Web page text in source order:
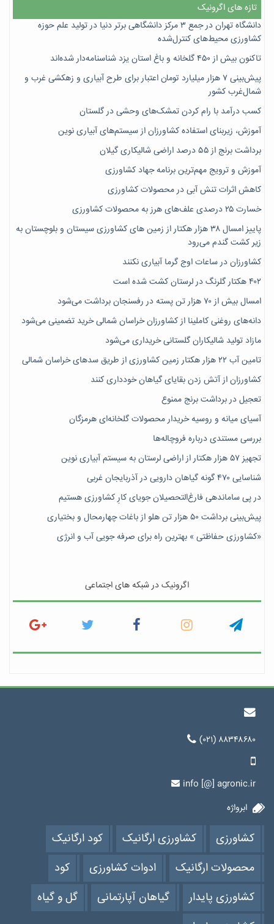
تازه های اگرونیک
دانشگاه تهران در جمع ۳ مرکز دانشگاهی برتر دنیا در تولید علم حوزه
کشاورزی محیط‌های کنترل‌شده
تاکنون بیش از ۴۵۰ گلخانه و باغ استان یزد شناسنامه‌دار شده‌اند
پیش‌بینی ۷‌ هزار میلیارد تومان اعتبار برای طرح آبیاری و زهکشی غرب و
شمال‌غرب کشور
کسب درآمد با رام کردن تمشک‌های وحشی در گلستان
آموزش، زیربنای استفاده کشاورزان از سیستم‌های آبیاری نوین
برداشت برنج از ۵۵ درصد اراضی شالیکاری گیلان
آموزش و ترویج مهم‌ترین برنامه جهاد کشاورزی
کاهش اثرات تنش آبی در محصولات کشاورزی
خسارت ۲۵ درصدی علف‌های هرز به محصولات کشاورزی
پاییز امسال ۳۸ هزار هکتار از زمین های کشاورزی سیستان و بلوچستان به
زیر کشت گندم می‌رود
کشاورزان در ساعات اوج گرما آبیاری نکنند
۴۰۲ هکتار گلرنگ در لرستان کشت شده است
امسال بیش از ۷۰ هزار تن پسته در رفسنجان برداشت می‌شود
دانه‌های روغنی کاملینا از کشاورزان خراسان شمالی خرید تضمینی می‌شود
مازاد تولید شالیکاران گلستانی خریداری می‌شود
تامین آب ۲۲ هزار هکتار زمین کشاورزی از طریق سدهای خراسان شمالی
کشاورزان از آتش زدن بقایای گیاهان خودداری کنند
تعجیل در برداشت برنج ممنوع
آسیای میانه و روسیه خریدار محصولات گلخانه‌ای هرمزگان
بررسی مستندی درباره فروچاله‌ها
تجهیز ۵۷ هزار هکتار از اراضی لرستان به سیستم آبیاری نوین
شناسایی ۴۷٠ گونه گیاهان دارویی در آذربایجان غربی
در پی ساماندهی فارغ‌التحصیلان جویای کارِ کشاورزی هستیم
پیش‎‌بینی برداشت ۵۰ هزار تن هلو از باغات چهارمحال و بختیاری
«کشاورزی حفاظتی » بهترین راه برای صرفه جویی آب و انرژی
اگرونیک در شبکه های اجتماعی
(۰۲۱) ۸۸۳۴۸۶۸۰
info [@] agronic.ir
ابرواژه
کشاورزی کشاورزی ارگانیک
کود ارگانیک
محصولات ارگانیک
ادوات کشاورزی
کود
کشاورزی پایدار
گیاهان آپارتمانی
گل و گیاه